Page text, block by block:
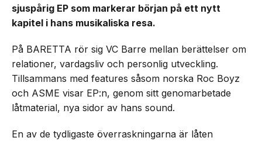
sjuspårig EP som markerar början på ett nytt
kapitel i hans musikaliska resa.
På BARETTA rör sig VC Barre mellan berättelser om
relationer, vardagsliv och personlig utveckling.
Tillsammans med features såsom norska Roc Boyz
och ASME visar EP:n, genom sitt genomarbetade
låtmaterial, nya sidor av hans sound.
En av de tydligaste överraskningarna är låten